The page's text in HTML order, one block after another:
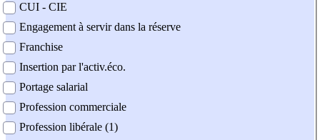
CUI - CIE
Engagement à servir dans la réserve
Franchise
Insertion par l'activ.éco.
Portage salarial
Profession commerciale
Profession libérale (1)